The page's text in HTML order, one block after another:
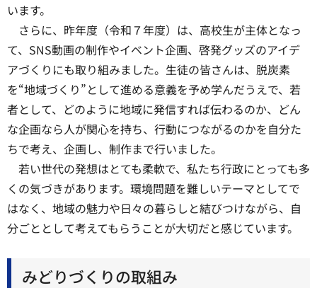
います。
さらに、昨年度（令和７年度）は、高校生が主体となっ
て、SNS動画の制作やイベント企画、啓発グッズのアイデ
アづくりにも取り組みました。生徒の皆さんは、脱炭素
を“地域づくり”として進める意義を予め学んだうえで、若
者として、どのように地域に発信すれば伝わるのか、どん
な企画なら人が関心を持ち、行動につながるのかを自分た
ちで考え、企画し、制作まで行いました。
若い世代の発想はとても柔軟で、私たち行政にとっても多
くの気づきがあります。環境問題を難しいテーマとしてで
はなく、地域の魅力や日々の暮らしと結びつけながら、自
分ごととして考えてもらうことが大切だと感じています。
みどりづくりの取組み